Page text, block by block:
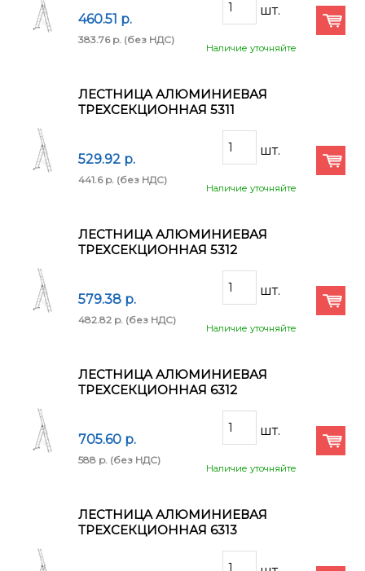
460.51 p.
383.76 p. (без НДС)
Наличие уточняйте
ЛЕСТНИЦА АЛЮМИНИЕВАЯ
ТРЕХСЕКЦИОННАЯ 5311
529.92 p.
441.6 p. (без НДС)
Наличие уточняйте
ЛЕСТНИЦА АЛЮМИНИЕВАЯ
ТРЕХСЕКЦИОННАЯ 5312
579.38 p.
482.82 p. (без НДС)
Наличие уточняйте
ЛЕСТНИЦА АЛЮМИНИЕВАЯ
ТРЕХСЕКЦИОННАЯ 6312
705.60 p.
588 p. (без НДС)
Наличие уточняйте
ЛЕСТНИЦА АЛЮМИНИЕВАЯ
ТРЕХСЕКЦИОННАЯ 6313